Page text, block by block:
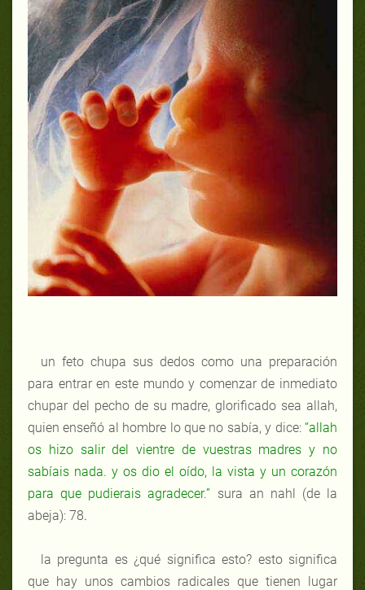
un feto chupa sus dedos como una preparación
para entrar en este mundo y comenzar de inmediato
chupar del pecho de su madre, glorificado sea allah,
quien enseñó al hombre lo que no sabía, y dice: “allah
os hizo salir del vientre de vuestras madres y no
sabíais nada. y os dio el oído, la vista y un corazón
para que pudierais agradecer.” sura an nahl (de la
abeja): 78.
la pregunta es ¿qué significa esto? esto significa
que hay unos cambios radicales que tienen lugar